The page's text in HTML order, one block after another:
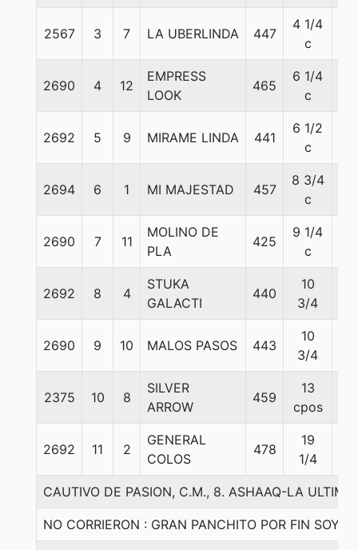
2567 3 7 LA UBERLINDA 447
4 1/4
c
2690 4 12
EMPRESS
LOOK
465
6 1/4
c
2692 5 9 MIRAME LINDA 441
6 1/2
c
2694 6 1 MI MAJESTAD 457
8 3/4
c
2690 7 11
MOLINO DE
PLA
425
9 1/4
c
2692 8 4
STUKA
GALACTI
440
10
3/4
2690 9 10 MALOS PASOS 443
10
3/4
2375 10 8
SILVER
ARROW
459
13
cpos
2692 11 2
GENERAL
COLOS
478
19
1/4
CAUTIVO DE PASION, C.M., 8. ASHAAQ-LA
NO CORRIERON : GRAN PANCHITO POR FIN SOY